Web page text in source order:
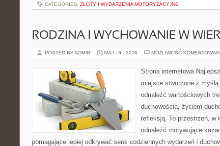
CATEGORIES: ZLOTY I WYDARZENIA MOTORYZACYJNE
RODZINA I WYCHOWANIE W
POSTED BY ADMIN MAJ - 6 - 2026 MOŻLIWOŚĆ
Strona internetowa
miejsce stworzone z
odnaleźć wartościowych
duchowością, życiem
refleksją. To przestrzeń, w
odnaleźć motywujące
pomagające lepiej odkrywać sens codziennych wydarzeń i